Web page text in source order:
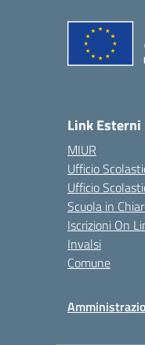
Link Esterni
MIUR
Ufficio
Ufficio
Scuola in
Iscrizioni On
Invalsi
Comune